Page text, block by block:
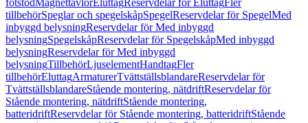
fotstödMagnettavlorEluttagReservdelar för EluttagFler
tillbehörSpeglar och spegelskåpSpegelReservdelar för SpegelMed
inbyggd belysningReservdelar för Med inbyggd
belysningSpegelskåpReservdelar för SpegelskåpMed inbyggd
belysningReservdelar för Med inbyggd
belysningTillbehörLjuselementHandtagFler
tillbehörEluttagArmaturerTvättställsblandareReservdelar för
TvättställsblandareStående montering, nätdriftReservdelar för
Stående montering, nätdriftStående montering,
batteridriftReservdelar för Stående montering, batteridriftStående